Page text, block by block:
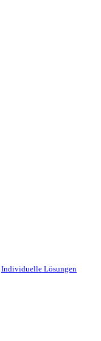
Individuelle Lösungen